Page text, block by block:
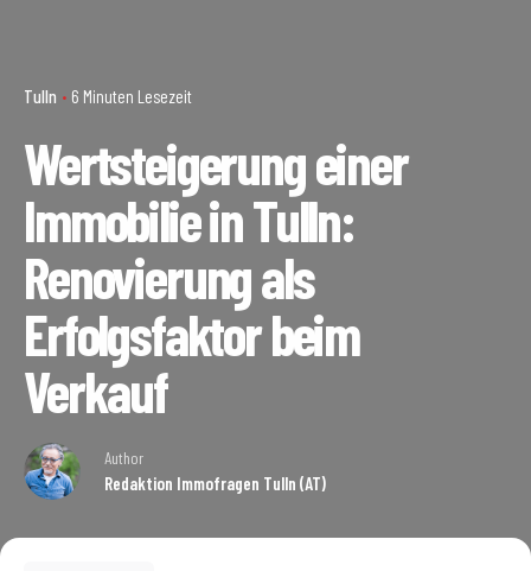
Tulln 6 Minuten Lesezeit
Wertsteigerung einer
Immobilie in Tulln:
Renovierung als
Erfolgsfaktor beim
Verkauf
Author
Redaktion Immofragen Tulln (AT)